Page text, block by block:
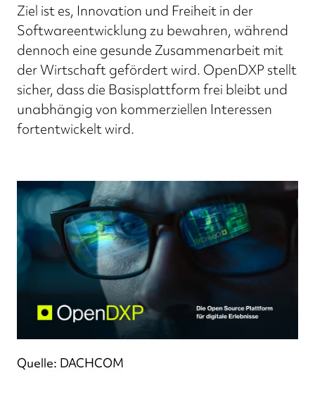
Ziel ist es, Innovation und Freiheit in der
Softwareentwicklung zu bewahren, während
dennoch eine gesunde Zusammenarbeit mit
der Wirtschaft gefördert wird. OpenDXP stellt
sicher, dass die Basisplattform frei bleibt und
unabhängig von kommerziellen Interessen
fortentwickelt wird.
Quelle: DACHCOM